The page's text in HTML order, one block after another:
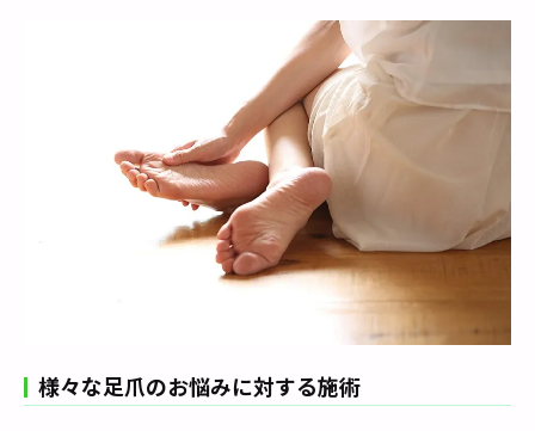
様々な足爪のお悩みに対する施術